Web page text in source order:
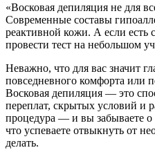
«Восковая депиляция не для
Современные составы
реактивной кожи. А если есть
провести тест на небольшом
Неважно, что для вас значит
повседневного комфорта или
Восковая депиляция — это
переплат, скрытых условий и
процедура — и вы забываете о
что успеваете отвыкнуть от
делать.